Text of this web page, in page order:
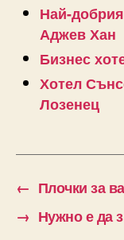
Най-
Аджев Хан
Бизнес
Хотел
Лозенец
← Плочки за
→ Нужно е да